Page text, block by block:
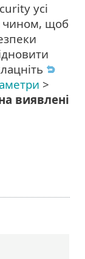
усі
чином, щоб
>
виявлені